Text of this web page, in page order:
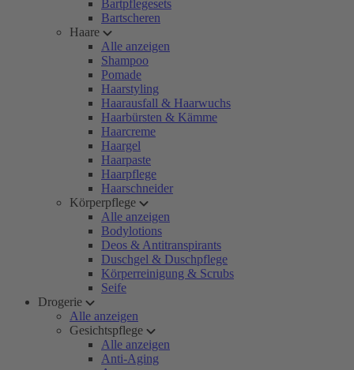
Bartpflegesets
Bartscheren
Haare
Alle anzeigen
Shampoo
Pomade
Haarstyling
Haarausfall & Haarwuchs
Haarbürsten & Kämme
Haarcreme
Haargel
Haarpaste
Haarpflege
Haarschneider
Körperpflege
Alle anzeigen
Bodylotions
Deos & Antitranspirants
Duschgel & Duschpflege
Körperreinigung & Scrubs
Seife
Drogerie
Alle anzeigen
Gesichtspflege
Alle anzeigen
Anti-Aging